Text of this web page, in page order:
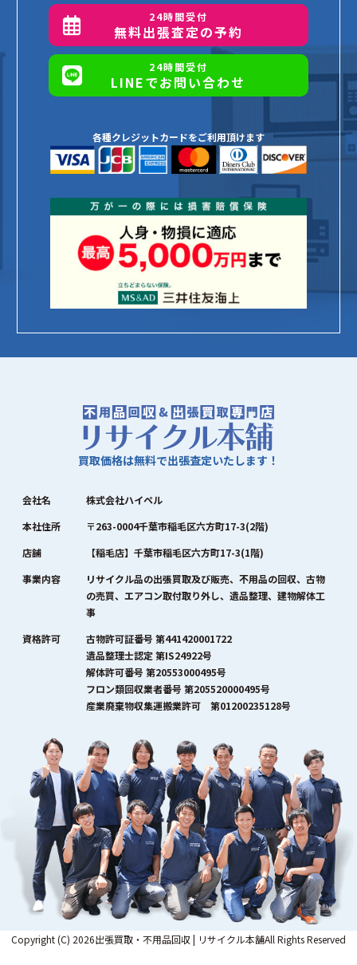
24時間受付
無料出張査定の予約
24時間受付
LINEでお問い合わせ
各種クレジットカードをご利用頂けます
買取価格は無料で出張査定いたします！
会社名
株式会社ハイペル
本社住所
〒263-0004千葉市稲毛区六方町17-3(2階)
店舗
【稲毛店】千葉市稲毛区六方町17-3(1階)
事業内容
リサイクル品の出張買取及び販売、不用品の回収、古物
の売買、エアコン取付取り外し、遺品整理、建物解体工
事
資格許可
古物許可証番号 第441420001722
遺品整理士認定 第IS24922号
解体許可番号 第20553000495号
フロン類回収業者番号 第205520000495号
産業廃棄物収集運搬業許可 第01200235128号
Copyright (C) 2026出張買取・不用品回収 | リサイクル本舗All Rights Reserved